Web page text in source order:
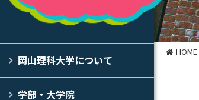
岡山理科大学について
学部・大学院
HOME